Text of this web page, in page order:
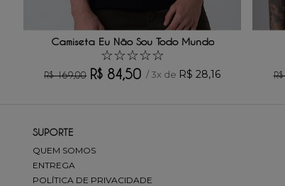
Escreva uma avaliação
Camiseta Eu Não Sou Todo Mundo
☆☆☆☆☆
R$ 169,00 R$ 84,50 /3x de R$ 28,16 R$
SUPORTE
QUEM SOMOS
ENTREGA
POLÍTICA DE PRIVACIDADE